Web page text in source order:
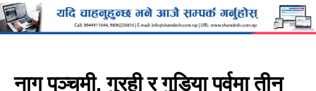
नाग पञ्चमी, गुरही र गुडिया पर्वमा तीन